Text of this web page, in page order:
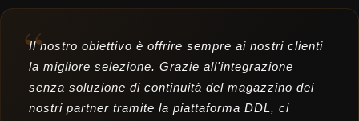
“
Il nostro obiettivo è offrire sempre ai nostri clienti
la migliore selezione. Grazie all'integrazione
senza soluzione di continuità del magazzino dei
nostri partner tramite la piattaforma DDL, ci